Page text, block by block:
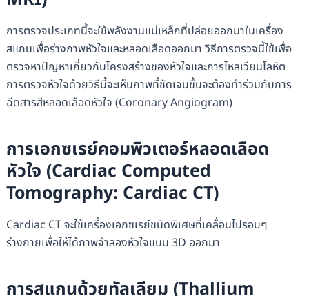
การตรวจประเภทนี้จะใช้พลังงานแม่เหล็กที่ปล่อยออกมาในเครื่อง
สแกนเพื่อร่างภาพหัวใจและหลอดเลือดออกมา วิธีการตรวจนี้ใช้เพื่อ
ตรวจหาปัญหาเกี่ยวกับโครงสร้างของหัวใจและการไหลเวียนโลหิต
การตรวจหัวใจด้วยวิธีนี้จะเห็นภาพที่ชัดเจนขึ้นจะต้องทำร่วมกับการ
ฉีดสารสีหลอดเลือดหัวใจ (Coronary Angiogram)
การเอกซเรย์คอมพิวเตอร์หลอดเลือด
หัวใจ (Cardiac Computed
Tomography: Cardiac CT)
Cardiac CT จะใช้เครื่องเอกซเรย์ชนิดพิเศษที่เคลื่อนไปรอบๆ
ร่างกายเพื่อให้ได้ภาพจำลองหัวใจแบบ 3D ออกมา
การสแกนด้วยทัลเลียม (Thallium